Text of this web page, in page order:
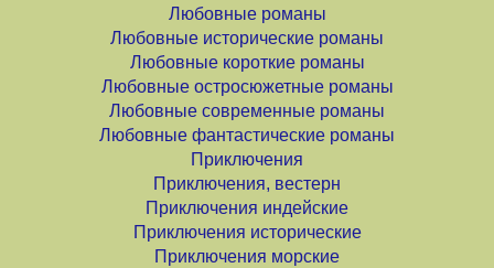
Любовные романы
Любовные исторические романы
Любовные короткие романы
Любовные остросюжетные романы
Любовные современные романы
Любовные фантастические романы
Приключения
Приключения, вестерн
Приключения индейские
Приключения исторические
Приключения морские